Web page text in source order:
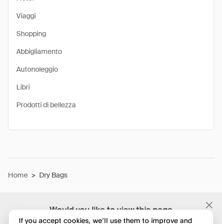
Would you like to view this page
in English?
Viaggi
Shopping
Abbigliamento
Autonoleggio
Libri
Prodotti di bellezza
Home > Dry Bags
If you accept cookies, we’ll use them to improve and